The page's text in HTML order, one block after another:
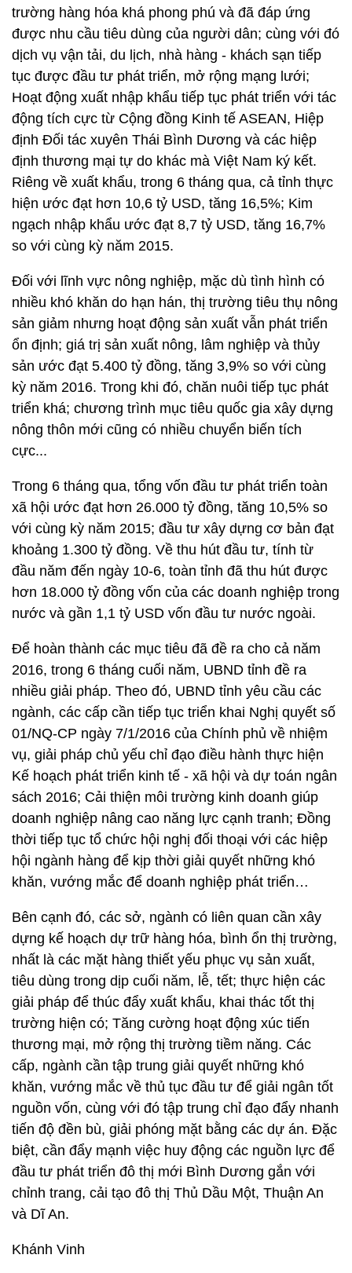
trường hàng hóa khá phong phú và đã đáp ứng
được nhu cầu tiêu dùng của người dân; cùng với đó
dịch vụ vận tải, du lịch, nhà hàng - khách sạn tiếp
tục được đầu tư phát triển, mở rộng mạng lưới;
Hoạt động xuất nhập khẩu tiếp tục phát triển với tác
động tích cực từ Cộng đồng Kinh tế ASEAN, Hiệp
định Đối tác xuyên Thái Bình Dương và các hiệp
định thương mại tự do khác mà Việt Nam ký kết.
Riêng về xuất khẩu, trong 6 tháng qua, cả tỉnh thực
hiện ước đạt hơn 10,6 tỷ USD, tăng 16,5%; Kim
ngạch nhập khẩu ước đạt 8,7 tỷ USD, tăng 16,7%
so với cùng kỳ năm 2015.
Đối với lĩnh vực nông nghiệp, mặc dù tình hình có
nhiều khó khăn do hạn hán, thị trường tiêu thụ nông
sản giảm nhưng hoạt động sản xuất vẫn phát triển
ổn định; giá trị sản xuất nông, lâm nghiệp và thủy
sản ước đạt 5.400 tỷ đồng, tăng 3,9% so với cùng
kỳ năm 2016. Trong khi đó, chăn nuôi tiếp tục phát
triển khá; chương trình mục tiêu quốc gia xây dựng
nông thôn mới cũng có nhiều chuyển biến tích
cực...
Trong 6 tháng qua, tổng vốn đầu tư phát triển toàn
xã hội ước đạt hơn 26.000 tỷ đồng, tăng 10,5% so
với cùng kỳ năm 2015; đầu tư xây dựng cơ bản đạt
khoảng 1.300 tỷ đồng. Về thu hút đầu tư, tính từ
đầu năm đến ngày 10-6, toàn tỉnh đã thu hút được
hơn 18.000 tỷ đồng vốn của các doanh nghiệp trong
nước và gần 1,1 tỷ USD vốn đầu tư nước ngoài.
Để hoàn thành các mục tiêu đã đề ra cho cả năm
2016, trong 6 tháng cuối năm, UBND tỉnh đề ra
nhiều giải pháp. Theo đó, UBND tỉnh yêu cầu các
ngành, các cấp cần tiếp tục triển khai Nghị quyết số
01/NQ-CP ngày 7/1/2016 của Chính phủ về nhiệm
vụ, giải pháp chủ yếu chỉ đạo điều hành thực hiện
Kế hoạch phát triển kinh tế - xã hội và dự toán ngân
sách 2016; Cải thiện môi trường kinh doanh giúp
doanh nghiệp nâng cao năng lực cạnh tranh; Đồng
thời tiếp tục tổ chức hội nghị đối thoại với các hiệp
hội ngành hàng để kịp thời giải quyết những khó
khăn, vướng mắc để doanh nghiệp phát triển…
Bên cạnh đó, các sở, ngành có liên quan cần xây
dựng kế hoạch dự trữ hàng hóa, bình ổn thị trường,
nhất là các mặt hàng thiết yếu phục vụ sản xuất,
tiêu dùng trong dịp cuối năm, lễ, tết; thực hiện các
giải pháp để thúc đẩy xuất khẩu, khai thác tốt thị
trường hiện có; Tăng cường hoạt động xúc tiến
thương mại, mở rộng thị trường tiềm năng. Các
cấp, ngành cần tập trung giải quyết những khó
khăn, vướng mắc về thủ tục đầu tư để giải ngân tốt
nguồn vốn, cùng với đó tập trung chỉ đạo đẩy nhanh
tiến độ đền bù, giải phóng mặt bằng các dự án. Đặc
biệt, cần đẩy mạnh việc huy động các nguồn lực để
đầu tư phát triển đô thị mới Bình Dương gắn với
chỉnh trang, cải tạo đô thị Thủ Dầu Một, Thuận An
và Dĩ An.
Khánh Vinh